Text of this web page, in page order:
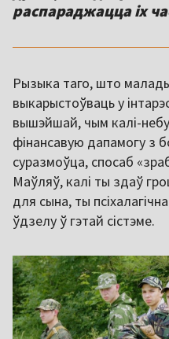
распараджацца іх
Рызыка таго, што
выкарыстоўваць у
вышэйшай, чым калі-
фінансавую дапамогу з
суразмоўца, спосаб
Маўляў, калі ты здаў
для сына, ты
ўдзелу ў гэтай сістэме.